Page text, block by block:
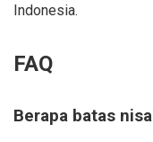
Indonesia.
FAQ
Berapa batas